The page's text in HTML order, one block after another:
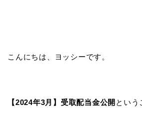
こんにちは、ヨッシーです。
【2024年3月】受取配当金公開 という